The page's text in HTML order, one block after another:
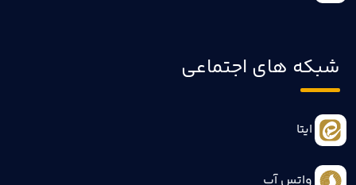
شبکه های اجتماعی
ایتا
واتس آپ